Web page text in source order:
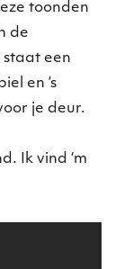
toonden
de
een
en ’s
je deur.
Ik vind ‘m